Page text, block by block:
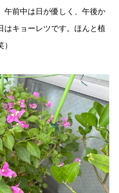
午前中は日が優しく、午後か
はキョーレツです。ほんと植